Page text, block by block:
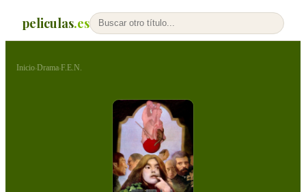
peliculas.es
Inicio›Drama›F.E.N.